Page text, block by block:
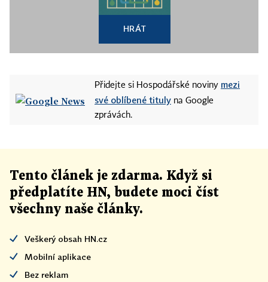
HRÁT
Přidejte si Hospodářské noviny mezi
své oblíbené tituly na Google
zprávách.
Tento článek je zdarma. Když si
předplatíte HN, budete moci číst
všechny naše články.
Veškerý obsah HN.cz
Mobilní aplikace
Bez reklam